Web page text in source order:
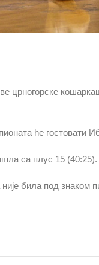
црногорске
ће гостовати
са плус 15 (40:25).
била под знаком